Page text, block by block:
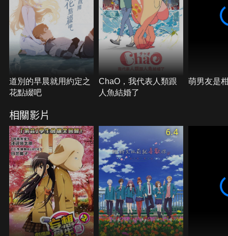
道別的早晨就用約定之
花點綴吧
ChaO，我代表人類跟
人魚結婚了
萌男友是
相關影片
6.4